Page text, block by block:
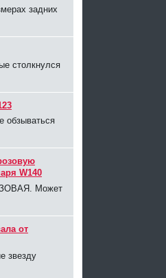
задних
столкнулся
обзываться
W140
Может
от
звезду